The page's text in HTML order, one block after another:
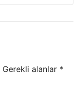
Gerekli alanlar *